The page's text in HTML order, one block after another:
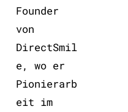
Founder
von
DirectSmil
e, wo er
Pionierarb
eit im